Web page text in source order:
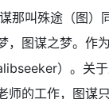
那叫殊途（图）
，图谋之梦。作为
）。关
师的工作，图谋只